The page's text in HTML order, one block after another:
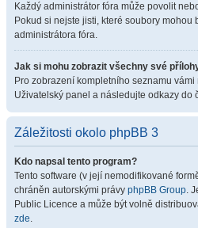
Každý administrátor fóra může povolit
Pokud si nejste jisti, které soubory mohou
administrátora fóra.
Jak si mohu zobrazit všechny své
Pro zobrazení kompletního seznamu
Uživatelský panel a následujte odkazy do
Záležitosti okolo phpBB 3
Kdo napsal tento program?
Tento software (v její nemodifikované
chráněn autorskými právy phpBB Group.
Public Licence a může být volně
zde.